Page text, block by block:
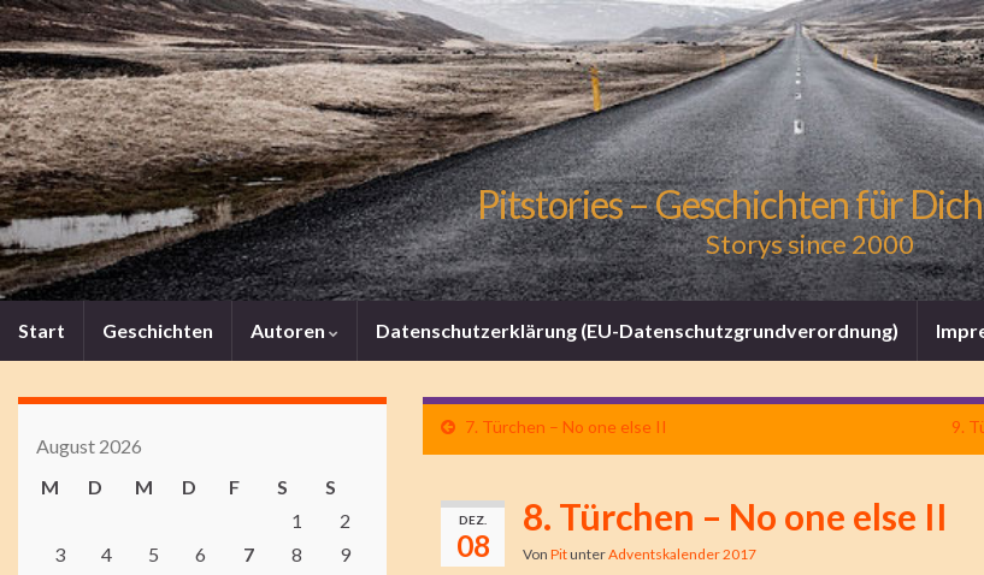
Pitstories – Geschichten für
Storys since 2000
Start Geschichten Autoren Datenschutzerklärung (EU-Datenschutzgrundverordnung)
7. Türchen – No one else II 9.
DEZ.
08
8. Türchen – No one else II
Von PitunterAdventskalender 2017
August 2026
M
D M D F S
S
1
2
3
4 5 6 7 8
9